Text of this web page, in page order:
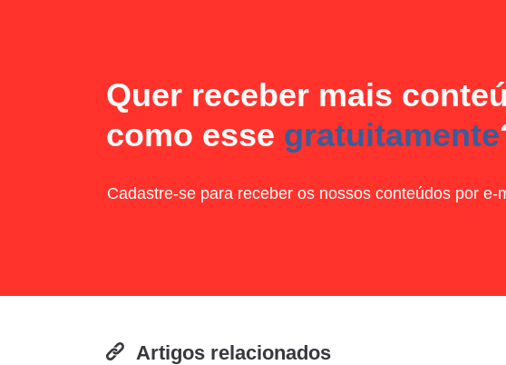
Quer receber mais
como esse gratuitamente
Cadastre-se para receber os nossos conteúdos por e-
Artigos relacionados